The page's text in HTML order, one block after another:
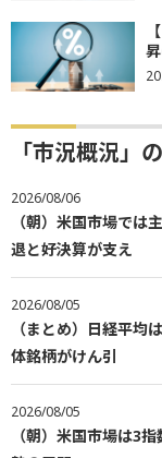
「市況概況」
2026/08/06
（朝）米国市場で
退と好決算が支え
2026/08/05
（まとめ）日経平
体銘柄がけん引
2026/08/05
（朝）米国市場は3